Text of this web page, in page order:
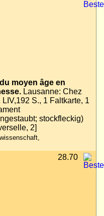
moyen âge en
Lausanne: Chez
S., 1 Faltkarte, 1
stockfleckig)
2]
28.70